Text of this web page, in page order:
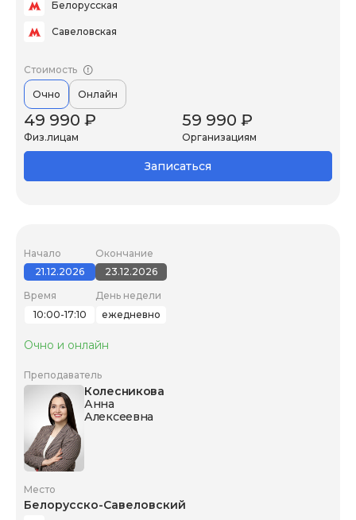
Белорусская
Савеловская
Стоимость
Очно Онлайн
49 990 ₽
Физ.лицам
59 990 ₽
Организациям
Записаться
Начало
21.12.2026
Окончание
23.12.2026
Время
10:00-17:10
День недели
ежедневно
Очно и онлайн
Преподаватель
Колесникова
Анна
Алексеевна
Место
Белорусско-Савеловский